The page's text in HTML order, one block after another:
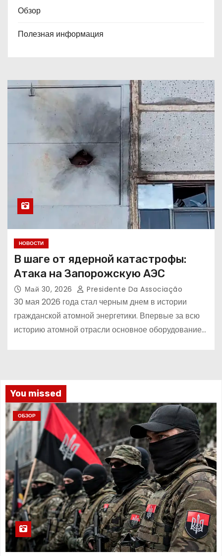
Обзор
Полезная информация
НОВОСТИ
В шаге от ядерной катастрофы:
Атака на Запорожскую АЭС
Май 30, 2026 Presidente Da Associação
30 мая 2026 года стал черным днем в истории
гражданской атомной энергетики. Впервые за всю
историю атомной отрасли основное оборудование…
You missed
ОБЗОР